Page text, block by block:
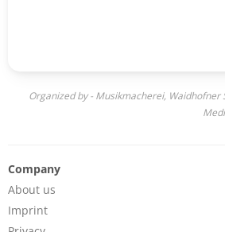
Organized by - Musikmacherei,
Company
About us
Imprint